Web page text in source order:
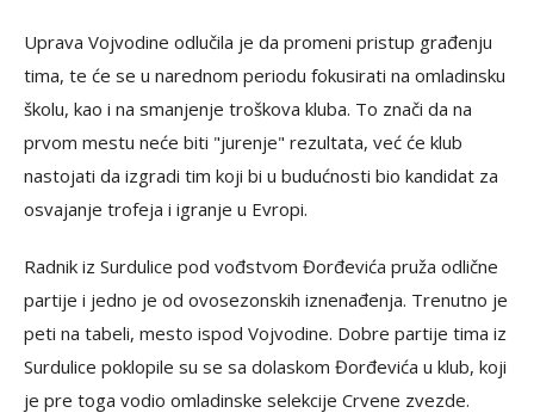
Uprava Vojvodine odlučila je da promeni pristup građenju
tima, te će se u narednom periodu fokusirati na omladinsku
školu, kao i na smanjenje troškova kluba. To znači da na
prvom mestu neće biti "jurenje" rezultata, već će klub
nastojati da izgradi tim koji bi u budućnosti bio kandidat za
osvajanje trofeja i igranje u Evropi.
Radnik iz Surdulice pod vođstvom Đorđevića pruža odlične
partije i jedno je od ovosezonskih iznenađenja. Trenutno je
peti na tabeli, mesto ispod Vojvodine. Dobre partije tima iz
Surdulice poklopile su se sa dolaskom Đorđevića u klub, koji
je pre toga vodio omladinske selekcije Crvene zvezde.